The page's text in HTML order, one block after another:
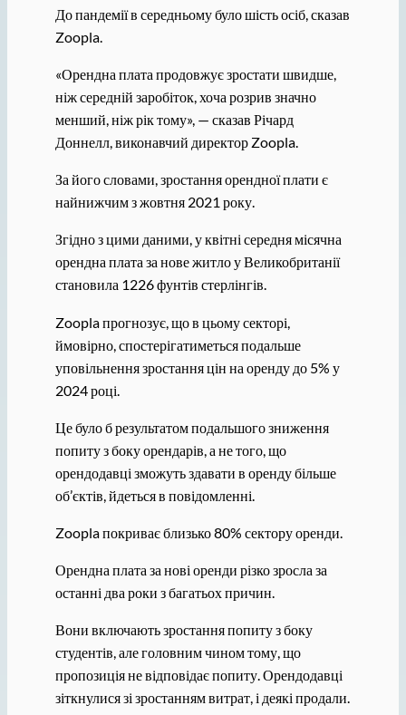
До пандемії в середньому було шість осіб, сказав
Zoopla.
«Орендна плата продовжує зростати швидше,
ніж середній заробіток, хоча розрив значно
менший, ніж рік тому», — сказав Річард
Доннелл, виконавчий директор Zoopla.
За його словами, зростання орендної плати є
найнижчим з жовтня 2021 року.
Згідно з цими даними, у квітні середня місячна
орендна плата за нове житло у Великобританії
становила 1226 фунтів стерлінгів.
Zoopla прогнозує, що в цьому секторі,
ймовірно, спостерігатиметься подальше
уповільнення зростання цін на оренду до 5% у
2024 році.
Це було б результатом подальшого зниження
попиту з боку орендарів, а не того, що
орендодавці зможуть здавати в оренду більше
об’єктів, йдеться в повідомленні.
Zoopla покриває близько 80% сектору оренди.
Орендна плата за нові оренди різко зросла за
останні два роки з багатьох причин.
Вони включають зростання попиту з боку
студентів, але головним чином тому, що
пропозиція не відповідає попиту. Орендодавці
зіткнулися зі зростанням витрат, і деякі продали.